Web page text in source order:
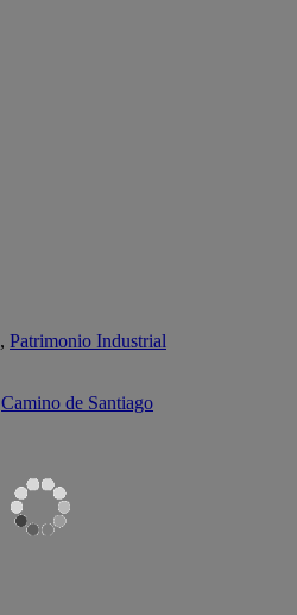
, Patrimonio Industrial
Camino de Santiago